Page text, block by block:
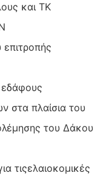
και ΤΚ
στα πλαίσια του
του Δάκου
τιςελαιοκομικές